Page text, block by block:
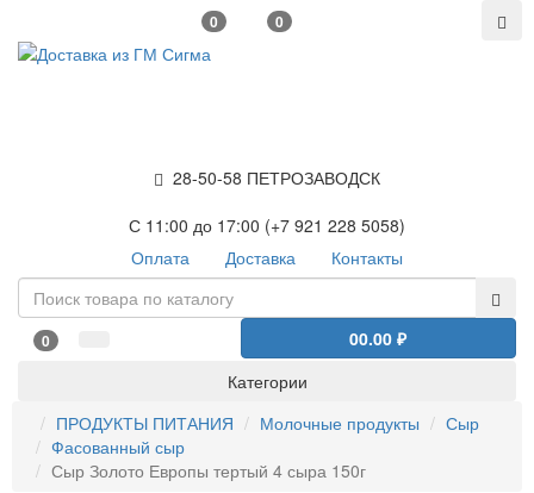
0 0
28-50-58 ПЕТРОЗАВОДСК
С 11:00 до 17:00 (+7 921 228 5058)
Оплата
Доставка Контакты
0 00.00 ₽
Категории
ПРОДУКТЫ ПИТАНИЯ
Молочные продукты
Сыр
Фасованный сыр
Сыр Золото Европы тертый 4 сыра 150г